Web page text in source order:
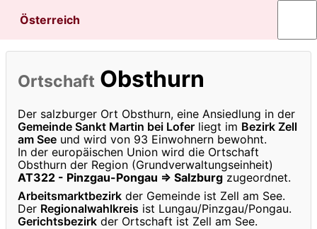
Österreich
Ortschaft Obsthurn
Der salzburger Ort Obsthurn, eine Ansiedlung in der
Gemeinde Sankt Martin bei Lofer liegt im Bezirk Zell
am See und wird von 93 Einwohnern bewohnt.
In der europäischen Union wird die Ortschaft
Obsthurn der Region (Grundverwaltungseinheit)
AT322 - Pinzgau-Pongau ⇒ Salzburg zugeordnet.
Arbeitsmarktbezirk der Gemeinde ist Zell am See.
Der Regionalwahlkreis ist Lungau/Pinzgau/Pongau.
Gerichtsbezirk der Ortschaft ist Zell am See.